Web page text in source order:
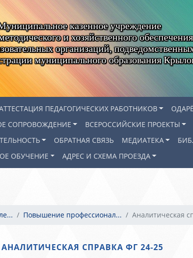
казенное учреждение
и хозяйственного обеспечения
организаций,
муниципального образования
ПЕДАГОГИЧЕСКИХ РАБОТНИКОВ
СОПРОВОЖДЕНИЕ
ВСЕРОССИЙСКИЕ ПРОЕКТЫ
ОБРАТНАЯ СВЯЗЬ МЕДИАТЕКА
ОБУЧЕНИЕ АДРЕС И СХЕМА ПРОЕЗДА
Повышение профессионал... Аналитическая
АНАЛИТИЧЕСКАЯ СПРАВКА ФГ 24-25